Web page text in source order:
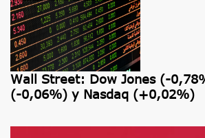
Wall Street: Dow Jones (-
(-0,06%) y Nasdaq (+0,02%)